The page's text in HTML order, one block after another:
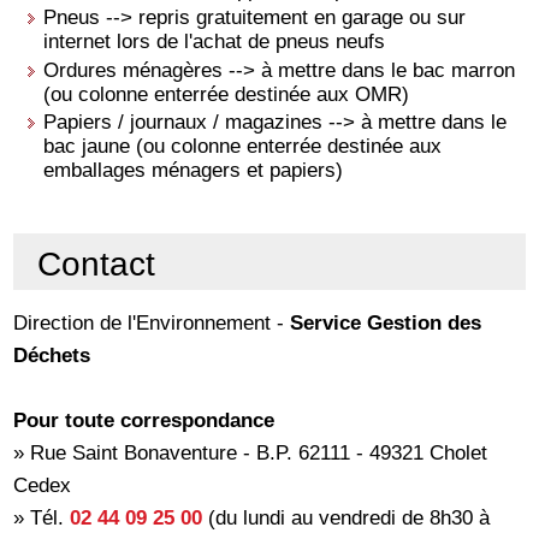
Pneus --> repris gratuitement en garage ou sur
internet lors de l'achat de pneus neufs
Ordures ménagères --> à mettre dans le bac marron
(ou colonne enterrée destinée aux OMR)
Papiers / journaux / magazines --> à mettre dans le
bac jaune (ou colonne enterrée destinée aux
emballages ménagers et papiers)
Contact
Direction de l'Environnement -Service Gestion des
Déchets
Pour toute correspondance
» Rue Saint Bonaventure - B.P. 62111 - 49321 Cholet
Cedex
» Tél. 02 44 09 25 00 (du lundi au vendredi de 8h30 à